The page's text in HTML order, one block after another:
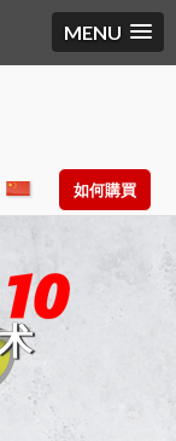
MENU
如何購買